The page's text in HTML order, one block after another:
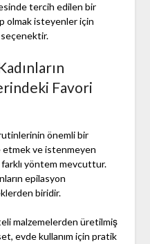
tercih edilen bir
olmak isteyenler için
Favori
önemli bir
etmek ve istenmeyen
yöntem mevcuttur.
epilasyon
biridir.
malzemelerden üretilmiş
evde kullanım için pratik